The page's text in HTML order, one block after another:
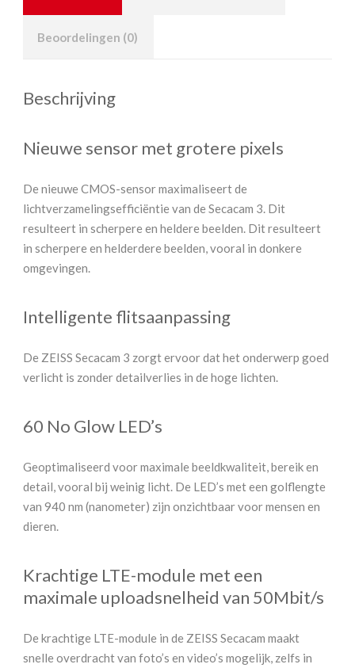
Beoordelingen (0)
Beschrijving
Nieuwe sensor met grotere pixels
De nieuwe CMOS-sensor maximaliseert de
lichtverzamelingsefficiëntie van de Secacam 3. Dit
resulteert in scherpere en heldere beelden. Dit resulteert
in scherpere en helderdere beelden, vooral in donkere
omgevingen.
Intelligente flitsaanpassing
De ZEISS Secacam 3 zorgt ervoor dat het onderwerp goed
verlicht is zonder detailverlies in de hoge lichten.
60 No Glow LED’s
Geoptimaliseerd voor maximale beeldkwaliteit, bereik en
detail, vooral bij weinig licht. De LED’s met een golflengte
van 940 nm (nanometer) zijn onzichtbaar voor mensen en
dieren.
Krachtige LTE-module met een
maximale uploadsnelheid van 50Mbit/s
De krachtige LTE-module in de ZEISS Secacam maakt
snelle overdracht van foto’s en video’s mogelijk, zelfs in